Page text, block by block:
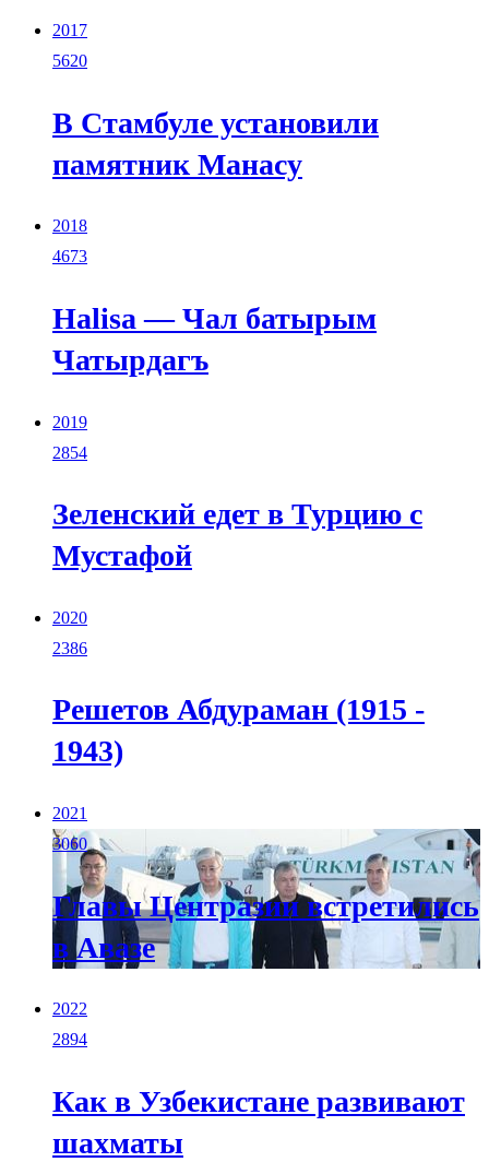
2017
5620
В Стамбуле установили
памятник Манасу
2018
4673
Halisa — Чал батырым
Чатырдагъ
2019
2854
Зеленский едет в Турцию с
Мустафой
2020
2386
Решетов Абдураман (1915 -
1943)
2021
3060
Главы Центразии встретились
в Авазе
2022
2894
Как в Узбекистане развивают
шахматы